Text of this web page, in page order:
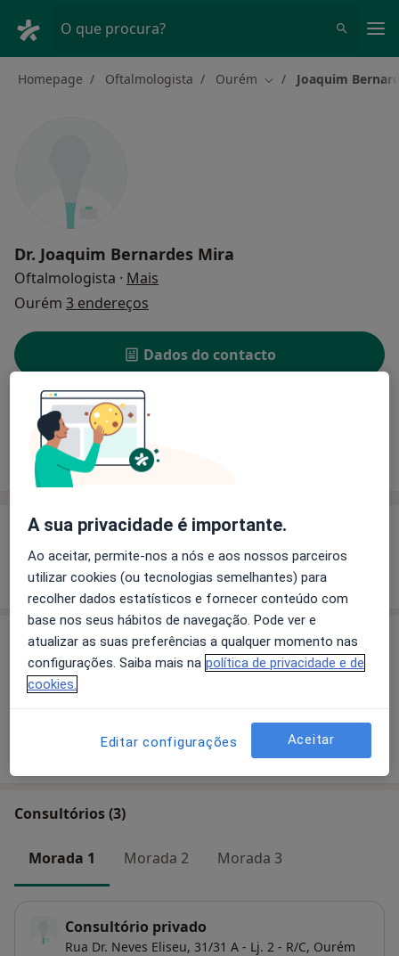
O que procura?
Homepage Oftalmologista Ourém Mudar de cidade
Joaquim
Dr. Joaquim Bernardes Mira
Oftalmologista · Mais
Ourém 3 endereços
Dados do contacto
Solicite um atendimento
Experiência Preços
Experiência
Mostrar mais detalhes
sobre a experiência
Preços
Sem informação sobre serviços e preços
informação sobre serviços
Consultórios (3)
Morada 1 Morada 2 Morada 3
Consultório privado
Rua Dr. Neves Eliseu, 31/31 A - Lj. 2 - R/C, Ourém
A sua privacidade é importante.
Ao aceitar, permite-nos a nós e aos nossos parceiros
utilizar cookies (ou tecnologias semelhantes) para
recolher dados estatísticos e fornecer conteúdo com
base nos seus hábitos de navegação. Pode ver e
atualizar as suas preferências a qualquer momento nas
configurações. Saiba mais na política de privacidade e de
cookies.
Editar configurações Aceitar